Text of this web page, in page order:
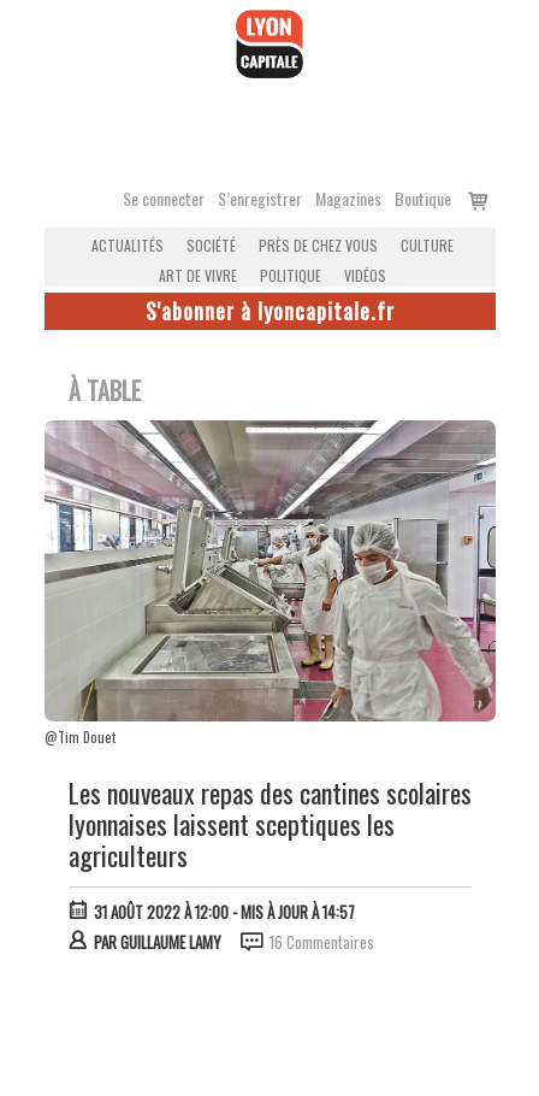
Se connecter S’enregistrer Magazines Boutique
Voir
ACTUALITÉS SOCIÉTÉ PRÈS DE CHEZ VOUS
CULTURE
ART DE VIVRE
POLITIQUE VIDÉOS
S'abonner à lyoncapitale.fr
À TABLE
@Tim Douet
Les nouveaux repas des cantines scolaires
lyonnaises laissent sceptiques les
agriculteurs
31 AOÛT 2022 À 12:00- MIS À JOUR À 14:57
PARGUILLAUME LAMY 16 Commentaires